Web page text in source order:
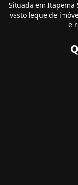
Situada em Itapema
vasto leque de
e